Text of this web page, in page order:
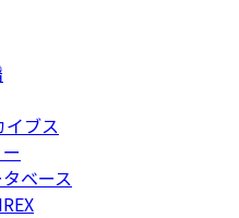
イブス
ベース